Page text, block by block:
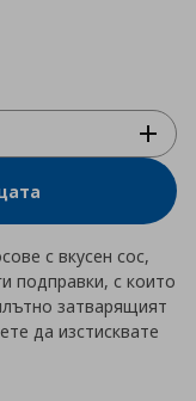
с вкусен сос,
подправки, с които
затварящият
да изстисквате